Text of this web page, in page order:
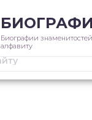
Биографии
алфавиту